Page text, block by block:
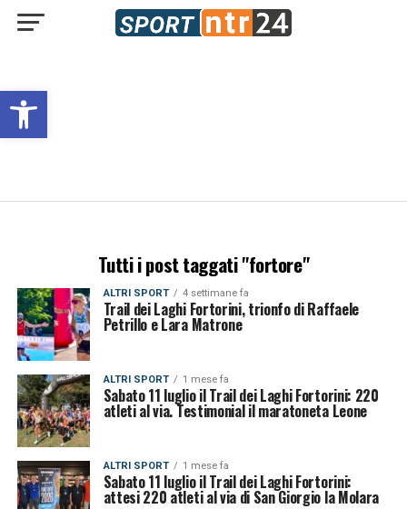
Open toolbar
Tutti i post taggati "fortore"
ALTRI SPORT 4 settimane fa
Trail dei Laghi Fortorini, trionfo di Raffaele
Petrillo e Lara Matrone
ALTRI SPORT 1 mese fa
Sabato 11 luglio il Trail dei Laghi Fortorini: 220
atleti al via. Testimonial il maratoneta Leone
ALTRI SPORT 1 mese fa
Sabato 11 luglio il Trail dei Laghi Fortorini:
attesi 220 atleti al via di San Giorgio la Molara